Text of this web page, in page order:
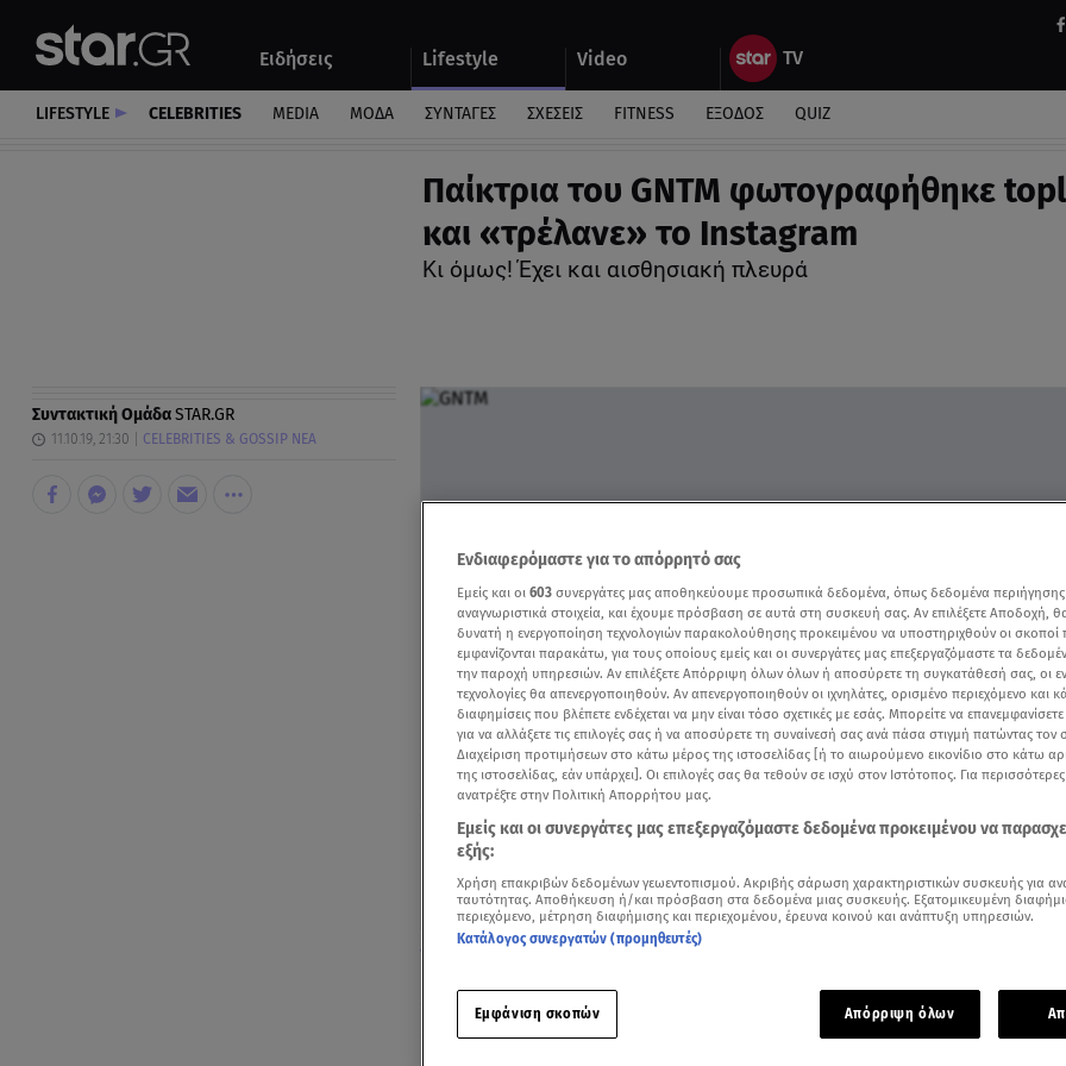
Ειδήσεις Lifestyle Video
Αυτοκίνητο
LIFESTYLE CELEBRITIES MEDIA ΜΟΔΑ ΣΥΝΤΑΓΕΣ ΣΧΕΣΕΙΣ FITNESS ΕΞΟΔΟΣ QUIZ
Παίκτρια του GNTM φωτογραφήθηκε
και «τρέλανε» το Instagram
Κι όμως! Έχει και αισθησιακή πλευρά
Συντακτική ΟμάδαSTAR.GR
11.10.19, 21:30 CELEBRITIES & GOSSIP ΝΕΑ
Δείτε περισσότερα άρθρα μας στα αποτελέσματα αναζήτησης
Add star.gr on Google
Δείτε στο βίντεο όσα είχε πει «Στη Φωλιά των Κου Κου» η Ειρήνη
Ο λόγος για τον ‘’Ronaldo’’, όπως αποκαλούταν από την κριτική επιτροπή
GNTMfans, την πανύψηλη
Ενδιαφερόμαστε για το απόρρητό σας
Εμείς και οι 603 συνεργάτες μας αποθηκεύουμε προσωπικά δεδομένα, όπως δεδομένα
αναγνωριστικά στοιχεία, και έχουμε πρόσβαση σε αυτά στη συσκευή σας. Αν επιλέξετε Αποδοχή,
δυνατή η ενεργοποίηση τεχνολογιών παρακολούθησης προκειμένου να υποστηριχθούν οι σκοποί
εμφανίζονται παρακάτω, για τους οποίους εμείς και οι συνεργάτες μας επεξεργαζόμαστε τα
την παροχή υπηρεσιών. Αν επιλέξετε Απόρριψη όλων όλων ή αποσύρετε τη συγκατάθεσή σας, οι
τεχνολογίες θα απενεργοποιηθούν. Αν απενεργοποιηθούν οι ιχνηλάτες, ορισμένο περιεχόμενο και
διαφημίσεις που βλέπετε ενδέχεται να μην είναι τόσο σχετικές με εσάς. Μπορείτε να
για να αλλάξετε τις επιλογές σας ή να αποσύρετε τη συναίνεσή σας ανά πάσα στιγμή πατώντας τον
Διαχείριση προτιμήσεων στο κάτω μέρος της ιστοσελίδας [ή το αιωρούμενο εικονίδιο στο κάτω
της ιστοσελίδας, εάν υπάρχει]. Οι επιλογές σας θα τεθούν σε ισχύ στον Ιστότοπος. Για
ανατρέξτε στην Πολιτική Απορρήτου μας.
Εμείς και οι συνεργάτες μας επεξεργαζόμαστε δεδομένα προκειμένου να
εξής:
Χρήση επακριβών δεδομένων γεωεντοπισμού. Ακριβής σάρωση χαρακτηριστικών συσκευής για
ταυτότητας. Αποθήκευση ή/και πρόσβαση στα δεδομένα μιας συσκευής. Εξατομικευμένη
περιεχόμενο, μέτρηση διαφήμισης και περιεχομένου, έρευνα κοινού και ανάπτυξη υπηρεσιών.
Κατάλογος συνεργατών (προμηθευτές)
Εμφάνιση σκοπών Απόρριψη όλων